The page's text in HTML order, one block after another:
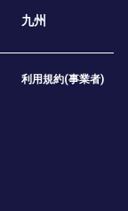
九州
利用規約(事業者)